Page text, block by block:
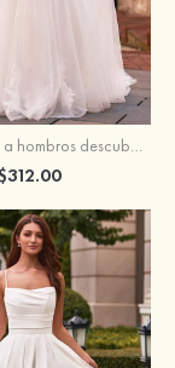
Vestido línea a hombros descubiertos tul cola de corte vestido de novia